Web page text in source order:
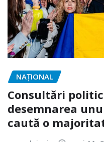
NAŢIONAL
Consultări
desemnarea
caută o